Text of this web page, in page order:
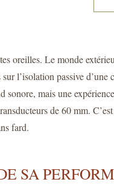
oreilles. Le monde
l’isolation passive
sonore, mais une
de 60 mm.
fard.
SA